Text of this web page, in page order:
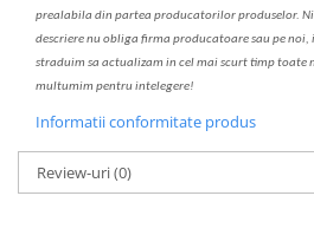
prealabila din partea producatorilor produselor.
descriere nu obliga firma producatoare sau pe noi,
straduim sa actualizam in cel mai scurt timp toate
multumim pentru intelegere!
Informatii conformitate produs
Review-uri(0)